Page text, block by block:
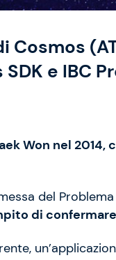
e IBC
Won nel
del
di